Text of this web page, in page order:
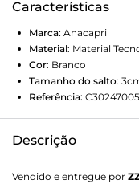
Características
Marca: Anacapri
Material: Material
Cor: Branco
Tamanho do salto:
Referência:
Descrição
de recorte em nude
Vendido e entregue por